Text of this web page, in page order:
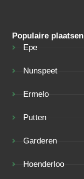
Populaire plaatsen
Epe
Nunspeet
Ermelo
Putten
Garderen
Hoenderloo